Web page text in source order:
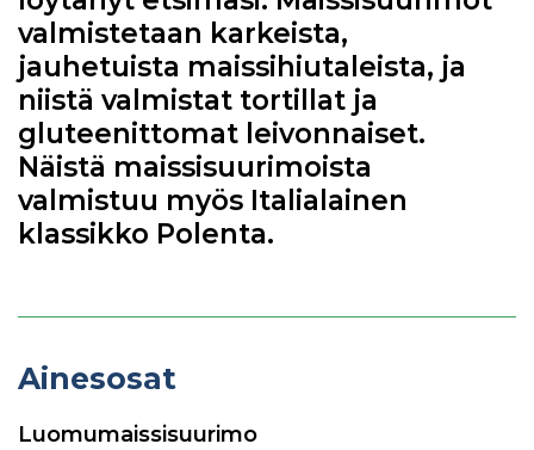
valmistetaan karkeista,
jauhetuista maissihiutaleista, ja
niistä valmistat tortillat ja
gluteenittomat leivonnaiset.
Näistä maissisuurimoista
valmistuu myös Italialainen
klassikko Polenta.
Ainesosat
Luomumaissisuurimo